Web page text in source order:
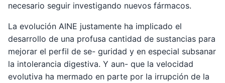
necesario seguir investigando nuevos fármacos.
La evolución AINE justamente ha implicado el
desarrollo de una profusa cantidad de sustancias para
mejorar el perfil de se- guridad y en especial subsanar
la intolerancia digestiva. Y aun- que la velocidad
evolutiva ha mermado en parte por la irrupción de la